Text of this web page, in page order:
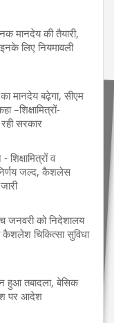
मानदेय की तैयारी,
इनके लिए नियमावली
मानदेय बढ़ेगा, सीएम
–शिक्षामित्रों-
सरकार
व
जल्द, कैशलेस
जनवरी को निदेशालय
कैशलेश चिकित्सा सुविधा
न हुआ तबादला, बेसिक
पर आदेश